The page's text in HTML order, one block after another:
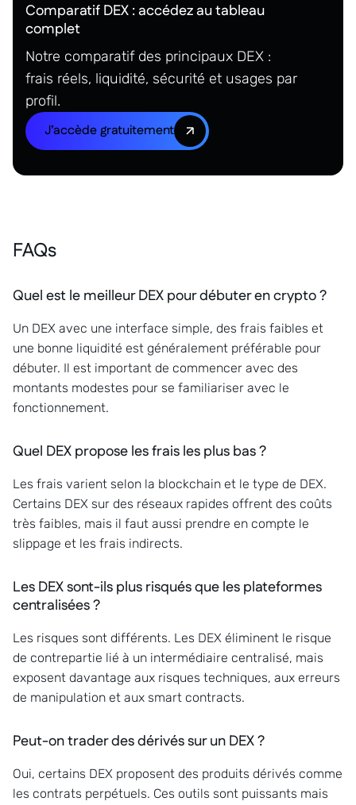
Comparatif DEX : accédez au tableau
complet
Notre comparatif des principaux DEX :
frais réels, liquidité, sécurité et usages par
profil.
J’accède gratuitement
FAQs
Quel est le meilleur DEX pour débuter en crypto ?
Un DEX avec une interface simple, des frais faibles et
une bonne liquidité est généralement préférable pour
débuter. Il est important de commencer avec des
montants modestes pour se familiariser avec le
fonctionnement.
Quel DEX propose les frais les plus bas ?
Les frais varient selon la blockchain et le type de DEX.
Certains DEX sur des réseaux rapides offrent des coûts
très faibles, mais il faut aussi prendre en compte le
slippage et les frais indirects.
Les DEX sont-ils plus risqués que les plateformes
centralisées ?
Les risques sont différents. Les DEX éliminent le risque
de contrepartie lié à un intermédiaire centralisé, mais
exposent davantage aux risques techniques, aux erreurs
de manipulation et aux smart contracts.
Peut-on trader des dérivés sur un DEX ?
Oui, certains DEX proposent des produits dérivés comme
les contrats perpétuels. Ces outils sont puissants mais